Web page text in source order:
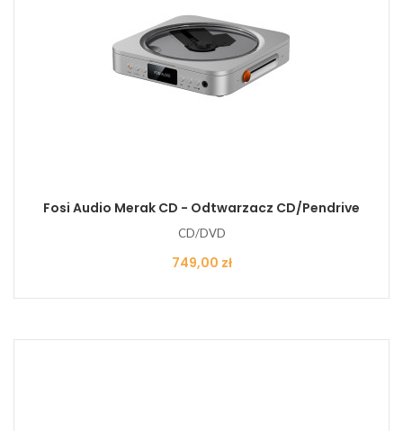
Fosi Audio Merak CD - Odtwarzacz CD/Pendrive
CD/DVD
Cena
749,00 zł